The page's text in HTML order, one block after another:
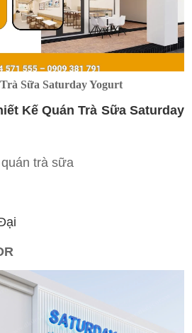
Sữa Saturday Yogurt
Kế Quán Trà Sữa Saturday
trà sữa